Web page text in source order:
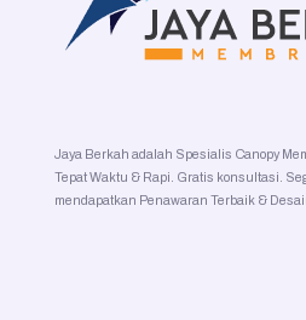
Jaya Berkah adalah Spesialis Canopy
Tepat Waktu & Rapi. Gratis konsultasi.
mendapatkan Penawaran Terbaik &